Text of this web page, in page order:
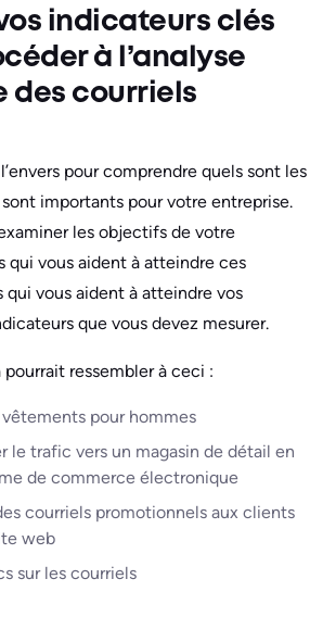
indicateurs clés
à l’analyse
des courriels
pour comprendre quels sont les
importants pour votre entreprise.
les objectifs de votre
qui vous aident à atteindre ces
vous aident à atteindre vos
que vous devez mesurer.
ressembler à ceci :
pour hommes
le trafic vers un magasin de détail en
de commerce électronique
courriels promotionnels aux clients
web
sur les courriels